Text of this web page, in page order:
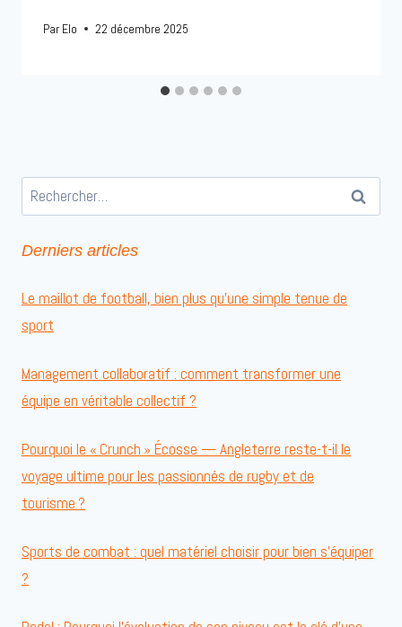
Par Elo 22 décembre 2025
Rechercher :
Derniers articles
Le maillot de football, bien plus qu’une simple tenue de
sport
Management collaboratif : comment transformer une
équipe en véritable collectif ?
Pourquoi le « Crunch » Écosse — Angleterre reste-t-il le
voyage ultime pour les passionnés de rugby et de
tourisme ?
Sports de combat : quel matériel choisir pour bien s’équiper
?